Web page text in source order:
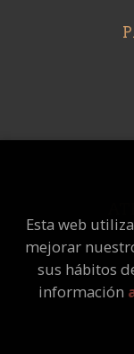
Esta web
mejorar
sus hábitos
información